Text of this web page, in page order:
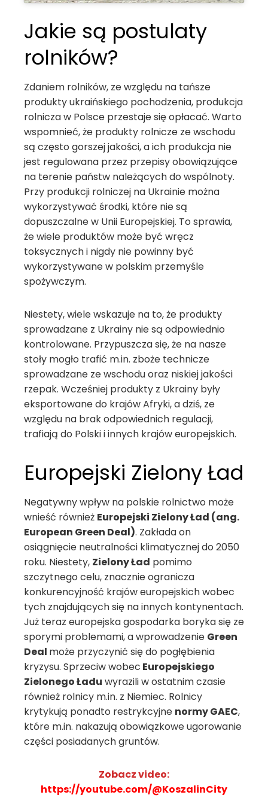
Jakie są postulaty
rolników?
Zdaniem rolników, ze względu na tańsze
produkty ukraińskiego pochodzenia, produkcja
rolnicza w Polsce przestaje się opłacać. Warto
wspomnieć, że produkty rolnicze ze wschodu
są często gorszej jakości, a ich produkcja nie
jest regulowana przez przepisy obowiązujące
na terenie państw należących do wspólnoty.
Przy produkcji rolniczej na Ukrainie można
wykorzystywać środki, które nie są
dopuszczalne w Unii Europejskiej. To sprawia,
że wiele produktów może być wręcz
toksycznych i nigdy nie powinny być
wykorzystywane w polskim przemyśle
spożywczym.
Niestety, wiele wskazuje na to, że produkty
sprowadzane z Ukrainy nie są odpowiednio
kontrolowane. Przypuszcza się, że na nasze
stoły mogło trafić m.in. zboże technicze
sprowadzane ze wschodu oraz niskiej jakości
rzepak. Wcześniej produkty z Ukrainy były
eksportowane do krajów Afryki, a dziś, ze
względu na brak odpowiednich regulacji,
trafiają do Polski i innych krajów europejskich.
Europejski Zielony Ład
Negatywny wpływ na polskie rolnictwo może
wnieść również Europejski Zielony Ład (ang.
European Green Deal). Zakłada on
osiągnięcie neutralności klimatycznej do 2050
roku. Niestety, Zielony Ład pomimo
szczytnego celu, znacznie ogranicza
konkurencyjność krajów europejskich wobec
tych znajdujących się na innych kontynentach.
Już teraz europejska gospodarka boryka się ze
sporymi problemami, a wprowadzenie Green
Deal może przyczynić się do pogłębienia
kryzysu. Sprzeciw wobec Europejskiego
Zielonego Ładu wyrazili w ostatnim czasie
również rolnicy m.in. z Niemiec. Rolnicy
krytykują ponadto restrykcyjne normy GAEC,
które m.in. nakazują obowiązkowe ugorowanie
części posiadanych gruntów.
Zobacz video:
https://youtube.com/@KoszalinCity